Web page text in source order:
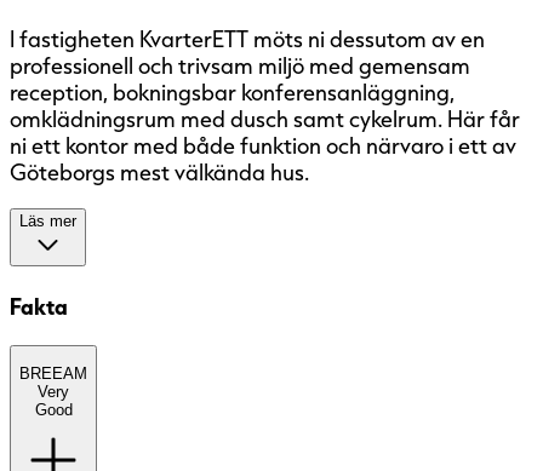
I fastigheten KvarterETT möts ni dessutom av en
professionell och trivsam miljö med gemensam
reception, bokningsbar konferensanläggning,
omklädningsrum med dusch samt cykelrum. Här får
ni ett kontor med både funktion och närvaro i ett av
Göteborgs mest välkända hus.
Läs mer
Fakta
BREEAM
Very
Good